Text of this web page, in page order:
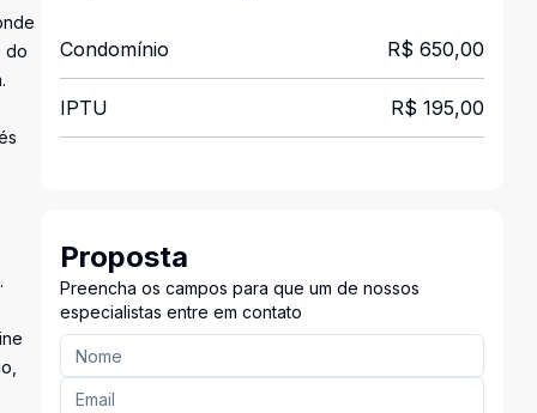
do
Condomínio R$ 650,00
IPTU R$ 195,00
Proposta
Preencha os campos para que um de nossos
especialistas entre em contato